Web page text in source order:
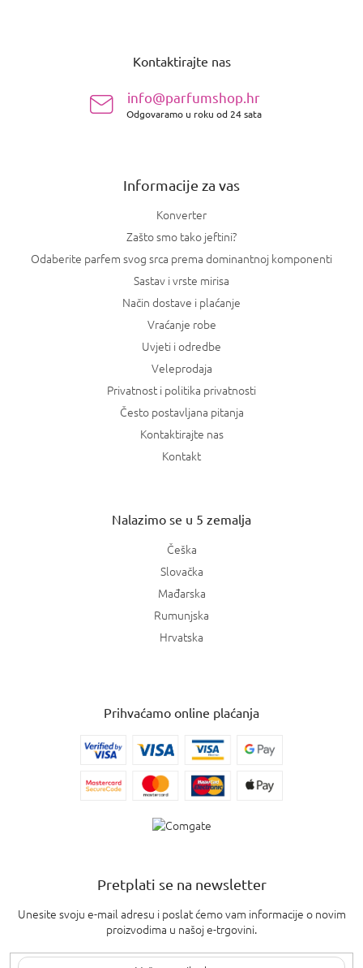
Kontaktirajte nas
info@parfumshop.hr
Odgovaramo u roku od 24 sata
Informacije za vas
Konverter
Zašto smo tako jeftini?
Odaberite parfem svog srca prema dominantnoj komponenti
Sastav i vrste mirisa
Način dostave i plaćanje
Vraćanje robe
Uvjeti i odredbe
Veleprodaja
Privatnost i politika privatnosti
Često postavljana pitanja
Kontaktirajte nas
Kontakt
Nalazimo se u 5 zemalja
Češka
Slovačka
Mađarska
Rumunjska
Hrvatska
Prihvaćamo online plaćanja
Pretplati se na newsletter
Unesite svoju e-mail adresu i poslat ćemo vam informacije o novim
proizvodima u našoj e-trgovini.